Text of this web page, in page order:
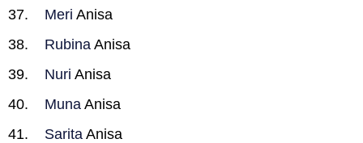
Meri Anisa
Rubina Anisa
Nuri Anisa
Muna Anisa
Sarita Anisa